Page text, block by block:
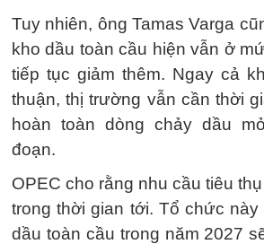
Tuy nhiên, ông Tamas Varga
kho dầu toàn cầu hiện vẫn ở
tiếp tục giảm thêm. Ngay cả
thuận, thị trường vẫn cần thời
hoàn toàn dòng chảy dầu
đoạn.
OPEC cho rằng nhu cầu tiêu
trong thời gian tới. Tổ chức
dầu toàn cầu trong năm 2027